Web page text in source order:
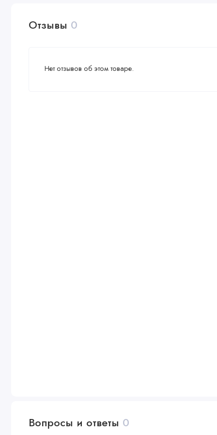
Отзывы 0
Нет отзывов об этом товаре.
Вопросы и ответы 0